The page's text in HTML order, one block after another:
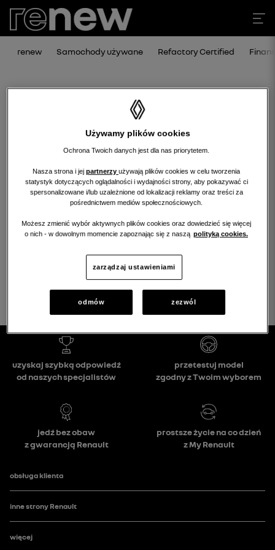
renew Samochody używane Refactory Certified
Niestety, wybrany dealer nie ma
obecnie żadnych ofert w tej kategorii.
Wróć na stronę główną.
wróć na stronę główną
Używamy plików cookies
Ochrona Twoich danych jest dla nas priorytetem.
Nasza strona i jej partnerzy używają plików cookies w celu tworzenia
statystyk dotyczących oglądalności i wydajności strony, aby pokazywać ci
spersonalizowane i/lub uzależnione od lokalizacji reklamy oraz treści za
pośrednictwem mediów społecznościowych.
Możesz zmienić wybór aktywnych plików cookies oraz dowiedzieć się więcej
o nich - w dowolnym momencie zapoznając się z naszą polityką cookies.
zarządzaj ustawieniami
odmów zezwól